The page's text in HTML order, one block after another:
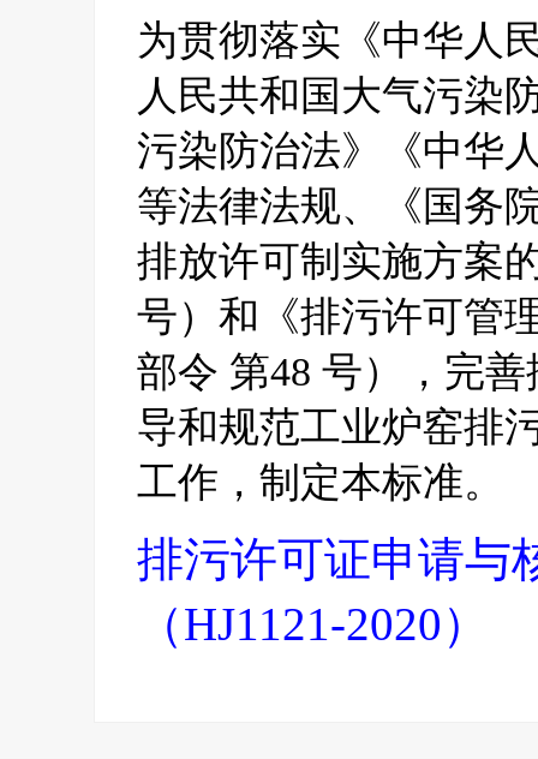
为贯彻落实《中华人
人民共和国大气污染
污染防治法》《中华
等法律法规、《国务
排放许可制实施方案
号）和《排污许可管
部令 第48 号），完
导和规范工业炉窑排
工作，制定本标准。
排污许可证申请与
（HJ1121-2020）